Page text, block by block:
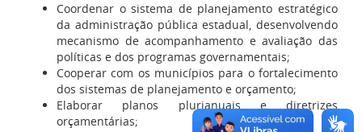
Coordenar o sistema de planejamento estratégico
da administração pública estadual, desenvolvendo
mecanismo de acompanhamento e avaliação das
políticas e dos programas governamentais;
Cooperar com os municípios para o fortalecimento
dos sistemas de planejamento e orçamento;
Elaborar planos plurianuais e diretrizes
orçamentárias;